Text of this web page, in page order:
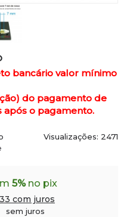
bancário valor mínimo
do pagamento de
após o pagamento.
Visualizações: 2471
5%no pix
com juros
sem juros